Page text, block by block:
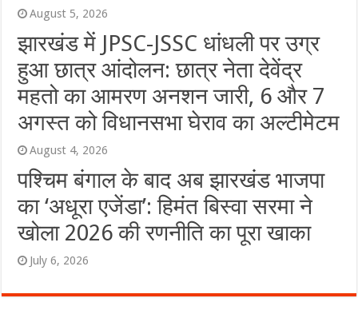
August 5, 2026
झारखंड में JPSC-JSSC धांधली पर उग्र
हुआ छात्र आंदोलन: छात्र नेता देवेंद्र
महतो का आमरण अनशन जारी, 6 और 7
अगस्त को विधानसभा घेराव का अल्टीमेटम
August 4, 2026
पश्चिम बंगाल के बाद अब झारखंड भाजपा
का ‘अधूरा एजेंडा’: हिमंत बिस्वा सरमा ने
खोला 2026 की रणनीति का पूरा खाका
July 6, 2026